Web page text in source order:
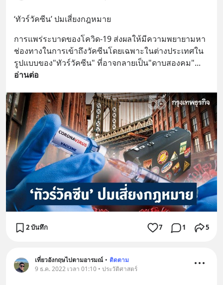
‘ทัวร์วัคซีน’ ปมเสี่ยงกฎหมาย
การแพร่ระบาดของโควิด-19 ส่งผลให้มีความพยายามหา
ช่องทางในการเข้าถึงวัคซีนโดยเฉพาะในต่างประเทศใน
รูปแบบของ"ทัวร์วัคซีน" ที่อาจกลายเป็น"ดาบสองคม"
อ่านต่อ
2 บันทึก 7 1 5
เที่ยวอังกฤษไปตามอารมณ์ • ติดตาม
9 ธ.ค. 2022 เวลา 01:10 • ประวัติศาสตร์